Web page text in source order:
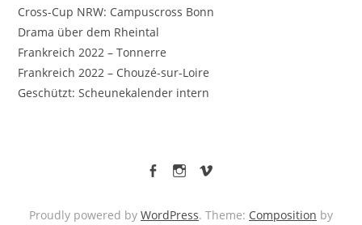
Cross-Cup NRW: Campuscross Bonn
Drama über dem Rheintal
Frankreich 2022 – Tonnerre
Frankreich 2022 – Chouzé-sur-Loire
Geschützt: Scheunekalender intern
Proudly powered by WordPress. Theme: Composition by